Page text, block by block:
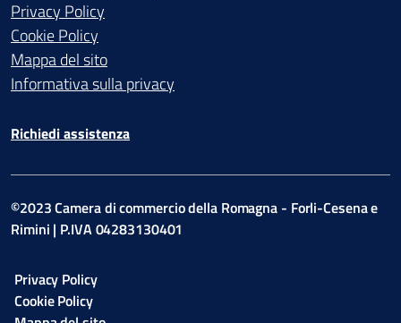
Privacy Policy
Cookie Policy
Mappa del sito
Informativa sulla privacy
Richiedi assistenza
©2023 Camera di commercio della Romagna - Forli-Cesena e
Rimini | P.IVA 04283130401
Privacy Policy
Cookie Policy